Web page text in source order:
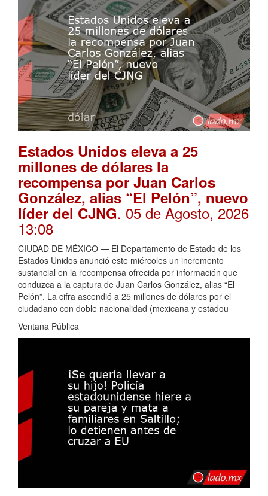
Estados Unidos eleva a 25
millones de dólares la
recompensa por Juan Carlos
González, alias “El Pelón”, nuevo
líder del CJNG. 05 de Agosto, 2026
13:08
CIUDAD DE MÉXICO — El Departamento de Estado de los
Estados Unidos anunció este miércoles un incremento
sustancial en la recompensa ofrecida por información que
conduzca a la captura de Juan Carlos González, alias “El
Pelón”. La cifra ascendió a 25 millones de dólares por el
ciudadano con doble nacionalidad (mexicana y estadou
Ventana Pública